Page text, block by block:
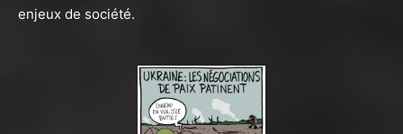
enjeux de société.